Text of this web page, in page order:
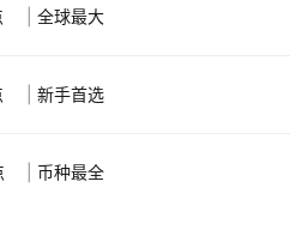
全球最大
新手首选
币种最全